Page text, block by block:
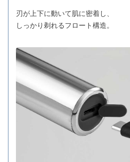
刃が上下に動いて肌に密着し、
しっかり剃れるフロート構造。